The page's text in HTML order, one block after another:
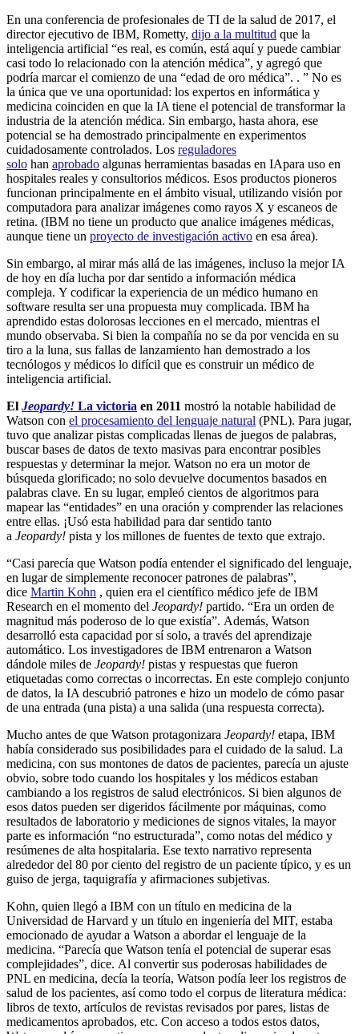
En una conferencia de profesionales de TI de la salud de 2017, el
director ejecutivo de IBM, Rometty, dijo a la multitud que la
inteligencia artificial “es real, es común, está aquí y puede cambiar
casi todo lo relacionado con la atención médica”, y agregó que
podría marcar el comienzo de una “edad de oro médica”. . ” No es
la única que ve una oportunidad: los expertos en informática y
medicina coinciden en que la IA tiene el potencial de transformar la
industria de la atención médica. Sin embargo, hasta ahora, ese
potencial se ha demostrado principalmente en experimentos
cuidadosamente controlados. Los reguladores
solo han aprobado algunas herramientas basadas en IApara uso en
hospitales reales y consultorios médicos. Esos productos pioneros
funcionan principalmente en el ámbito visual, utilizando visión por
computadora para analizar imágenes como rayos X y escaneos de
retina. (IBM no tiene un producto que analice imágenes médicas,
aunque tiene un proyecto de investigación activo en esa área).
Sin embargo, al mirar más allá de las imágenes, incluso la mejor IA
de hoy en día lucha por dar sentido a información médica
compleja. Y codificar la experiencia de un médico humano en
software resulta ser una propuesta muy complicada. IBM ha
aprendido estas dolorosas lecciones en el mercado, mientras el
mundo observaba. Si bien la compañía no se da por vencida en su
tiro a la luna, sus fallas de lanzamiento han demostrado a los
tecnólogos y médicos lo difícil que es construir un médico de
inteligencia artificial.
El Jeopardy! La victoria en 2011 mostró la notable habilidad de
Watson con el procesamiento del lenguaje natural (PNL). Para jugar,
tuvo que analizar pistas complicadas llenas de juegos de palabras,
buscar bases de datos de texto masivas para encontrar posibles
respuestas y determinar la mejor. Watson no era un motor de
búsqueda glorificado; no solo devuelve documentos basados ​​en
palabras clave. En su lugar, empleó cientos de algoritmos para
mapear las “entidades” en una oración y comprender las relaciones
entre ellas. ¡Usó esta habilidad para dar sentido tanto
a Jeopardy! pista y los millones de fuentes de texto que extrajo.
“Casi parecía que Watson podía entender el significado del lenguaje,
en lugar de simplemente reconocer patrones de palabras”,
dice Martin Kohn , quien era el científico médico jefe de IBM
Research en el momento del Jeopardy! partido. “Era un orden de
magnitud más poderoso de lo que existía”. Además, Watson
desarrolló esta capacidad por sí solo, a través del aprendizaje
automático. Los investigadores de IBM entrenaron a Watson
dándole miles de Jeopardy! pistas y respuestas que fueron
etiquetadas como correctas o incorrectas. En este complejo conjunto
de datos, la IA descubrió patrones e hizo un modelo de cómo pasar
de una entrada (una pista) a una salida (una respuesta correcta).
Mucho antes de que Watson protagonizara Jeopardy! etapa, IBM
había considerado sus posibilidades para el cuidado de la salud. La
medicina, con sus montones de datos de pacientes, parecía un ajuste
obvio, sobre todo cuando los hospitales y los médicos estaban
cambiando a los registros de salud electrónicos. Si bien algunos de
esos datos pueden ser digeridos fácilmente por máquinas, como
resultados de laboratorio y mediciones de signos vitales, la mayor
parte es información “no estructurada”, como notas del médico y
resúmenes de alta hospitalaria. Ese texto narrativo representa
alrededor del 80 por ciento del registro de un paciente típico, y es un
guiso de jerga, taquigrafía y afirmaciones subjetivas.
Kohn, quien llegó a IBM con un título en medicina de la
Universidad de Harvard y un título en ingeniería del MIT, estaba
emocionado de ayudar a Watson a abordar el lenguaje de la
medicina. “Parecía que Watson tenía el potencial de superar esas
complejidades”, dice. Al convertir sus poderosas habilidades de
PNL en medicina, decía la teoría, Watson podía leer los registros de
salud de los pacientes, así como todo el corpus de literatura médica:
libros de texto, artículos de revistas revisados ​​por pares, listas de
medicamentos aprobados, etc. Con acceso a todos estos datos,